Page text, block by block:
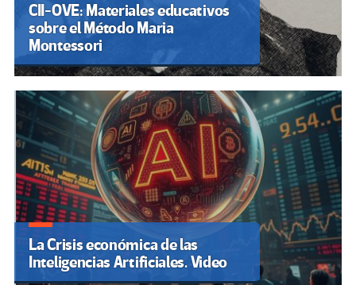
CII-OVE: Materiales educativos
sobre el Método Maria
Montessori
La Crisis económica de las
Inteligencias Artificiales. Video